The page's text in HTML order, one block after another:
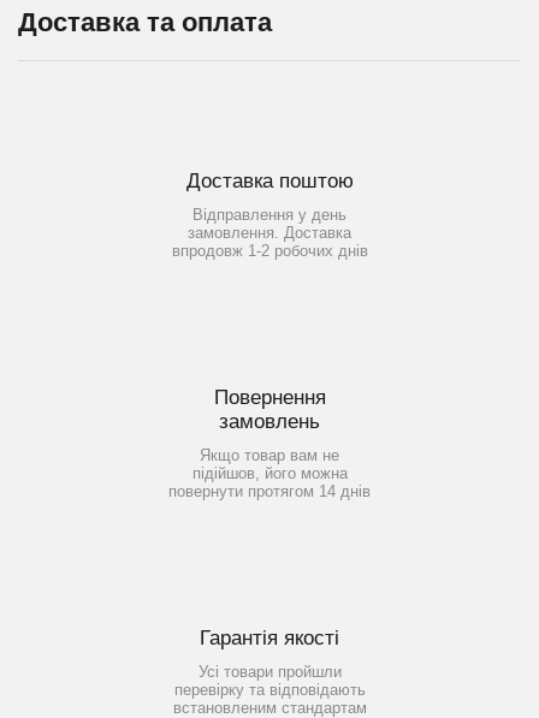
Доставка та оплата
Доставка поштою
Відправлення у день
замовлення. Доставка
впродовж 1-2 робочих днів
Повернення
замовлень
Якщо товар вам не
підійшов, його можна
повернути протягом 14 днів
Гарантія якості
Усі товари пройшли
перевірку та відповідають
встановленим стандартам